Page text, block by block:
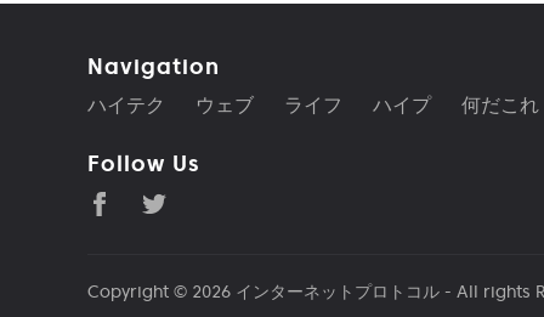
Navigation
ハイテク ウェブ ライフ ハイプ 何だこれ
Follow Us
Copyright © 2026 インターネットプロトコル - All rights